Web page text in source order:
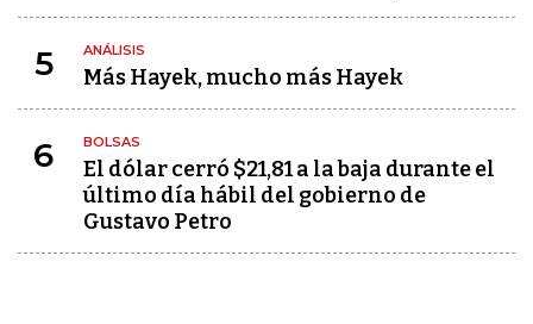
5 ANÁLISIS
Más Hayek, mucho más Hayek
6 BOLSAS
El dólar cerró $21,81 a la baja durante el
último día hábil del gobierno de
Gustavo Petro